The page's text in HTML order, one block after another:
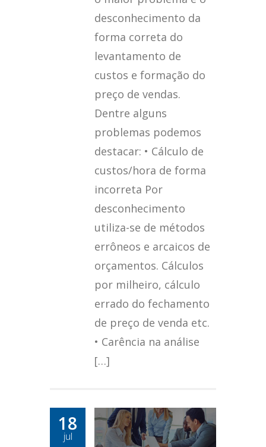
desconhecimento da
forma correta do
levantamento de
custos e formação do
preço de vendas.
Dentre alguns
problemas podemos
destacar: • Cálculo de
custos/hora de forma
incorreta Por
desconhecimento
utiliza-se de métodos
errôneos e arcaicos de
orçamentos. Cálculos
por milheiro, cálculo
errado do fechamento
de preço de venda etc.
• Carência na análise
[…]
18
jul